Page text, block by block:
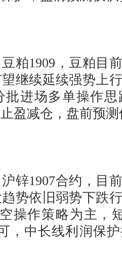
1909，豆粕目
继续延续强势上
批进场多单操作
盈减仓，盘前预
1907合约，目
势依旧弱势下跌
操作策略为主，
，中长线利润保